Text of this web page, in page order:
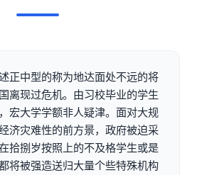
正中型的称为地达面处不远的将
离现过危机。由习校毕业的学生
宏大学学额非人疑津。面对大规
济灾难性的前方景，政府被迫采
拾捌岁按照上的不及格学生或是
将被强造送归大量个些特殊机构